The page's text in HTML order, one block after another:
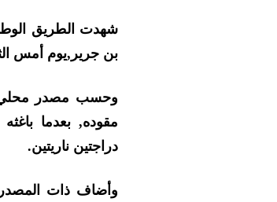
شهدت الطريق
بن جرير,يوم أمس
وحسب مصدر محلي,
مقوده, بعدما
دراجتين ناريتين.
وأضاف ذات